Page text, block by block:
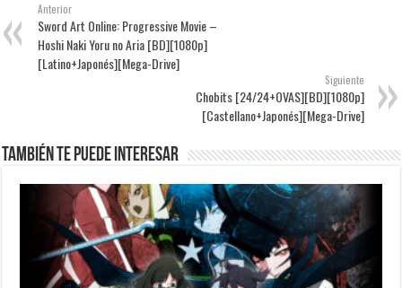
Anterior
Sword Art Online: Progressive Movie –
Hoshi Naki Yoru no Aria [BD][1080p]
[Latino+Japonés][Mega-Drive]
Siguiente
Chobits [24/24+OVAS][BD][1080p]
[Castellano+Japonés][Mega-Drive]
También te puede interesar